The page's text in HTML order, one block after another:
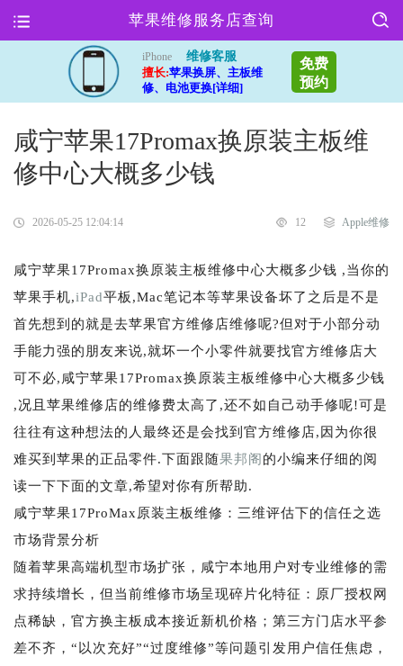
苹果维修服务店查询
iPhone
维修客服
擅长:苹果换屏、主板维
修、电池更换[详细]
免费
预约
咸宁苹果17Promax换原装主板维
修中心大概多少钱
2026-05-25 12:04:14 12 Apple维修
咸宁苹果17Promax换原装主板维修中心大概多少钱 ,当你的
苹果手机,iPad平板,Mac笔记本等苹果设备坏了之后是不是
首先想到的就是去苹果官方维修店维修呢?但对于小部分动
手能力强的朋友来说,就坏一个小零件就要找官方维修店大
可不必,咸宁苹果17Promax换原装主板维修中心大概多少钱
,况且苹果维修店的维修费太高了,还不如自己动手修呢!可是
往往有这种想法的人最终还是会找到官方维修店,因为你很
难买到苹果的正品零件.下面跟随果邦阁的小编来仔细的阅
读一下下面的文章,希望对你有所帮助.
咸宁苹果17ProMax原装主板维修：三维评估下的信任之选
市场背景分析
随着苹果高端机型市场扩张，咸宁本地用户对专业维修的需
求持续增长，但当前维修市场呈现碎片化特征：原厂授权网
点稀缺，官方换主板成本接近新机价格；第三方门店水平参
差不齐，“以次充好”“过度维修”等问题引发用户信任焦虑，